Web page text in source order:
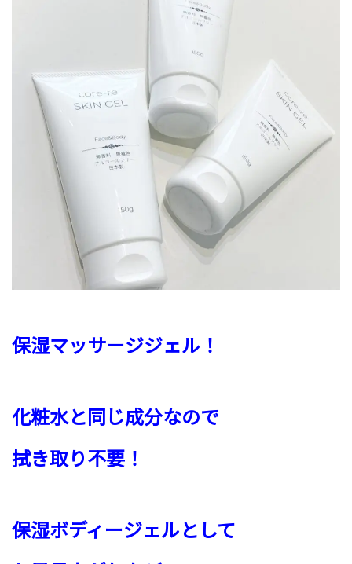
保湿マッサージジェル！
化粧水と同じ成分なので
拭き取り不要！
保湿ボディージェルとして